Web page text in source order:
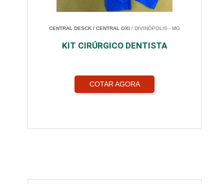
CENTRAL DESCK / CENTRAL OXI / DIVINÓPOLIS - MG
KIT CIRÚRGICO DENTISTA
COTAR AGORA